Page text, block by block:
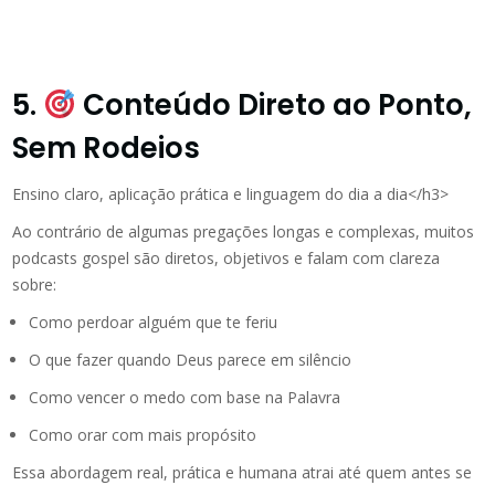
5.
Conteúdo Direto ao Ponto,
Sem Rodeios
Ensino claro, aplicação prática e linguagem do dia a dia</h3>
Ao contrário de algumas pregações longas e complexas, muitos
podcasts gospel são diretos, objetivos e falam com clareza
sobre:
Como perdoar alguém que te feriu
O que fazer quando Deus parece em silêncio
Como vencer o medo com base na Palavra
Como orar com mais propósito
Essa abordagem real, prática e humana atrai até quem antes se